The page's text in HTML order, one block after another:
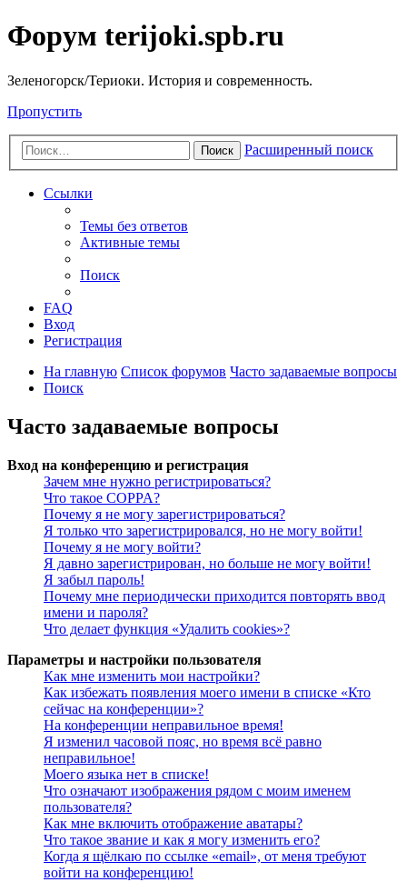
Форум terijoki.spb.ru
Зеленогорск/Териоки. История и современность.
Пропустить
Поиск Расширенный поиск
Ссылки
Темы без ответов
Активные темы
Поиск
FAQ
Вход
Регистрация
На главную Список форумов Часто задаваемые вопросы
Поиск
Часто задаваемые вопросы
Вход на конференцию и регистрация
Зачем мне нужно регистрироваться?
Что такое COPPA?
Почему я не могу зарегистрироваться?
Я только что зарегистрировался, но не могу войти!
Почему я не могу войти?
Я давно зарегистрирован, но больше не могу войти!
Я забыл пароль!
Почему мне периодически приходится повторять ввод
имени и пароля?
Что делает функция «Удалить cookies»?
Параметры и настройки пользователя
Как мне изменить мои настройки?
Как избежать появления моего имени в списке «Кто
сейчас на конференции»?
На конференции неправильное время!
Я изменил часовой пояс, но время всё равно
неправильное!
Моего языка нет в списке!
Что означают изображения рядом с моим именем
пользователя?
Как мне включить отображение аватары?
Что такое звание и как я могу изменить его?
Когда я щёлкаю по ссылке «email», от меня требуют
войти на конференцию!